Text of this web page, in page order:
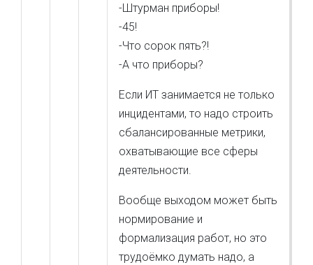
-Штурман приборы!
-45!
-Что сорок пять?!
-А что приборы?
Если ИТ занимается не только
инцидентами, то надо строить
сбалансированные метрики,
охватывающие все сферы
деятельности.
Вообще выходом может быть
нормирование и
формализация работ, но это
трудоёмко думать надо, а